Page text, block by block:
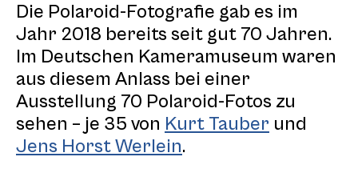
Die Polaroid-Fotografie gab es im
Jahr 2018 bereits seit gut 70 Jahren.
Im Deutschen Kameramuseum waren
aus diesem Anlass bei einer
Ausstellung 70 Polaroid-Fotos zu
sehen – je 35 von Kurt Tauber und
Jens Horst Werlein.